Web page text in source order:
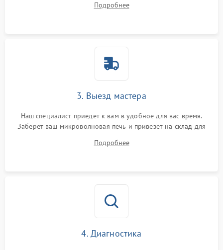
Подробнее
3. Выезд мастера
Наш специалист приедет к вам в удобное для вас время.
Заберет ваш микроволновая печь и привезет на склад для
Подробнее
4. Диагностика